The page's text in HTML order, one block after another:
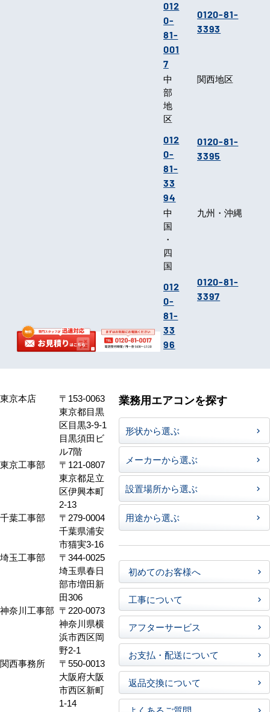
012
0-
81-
001
7
0120-81-
3393
中
部
地
区
012
0-
81-
33
94
関西地区
0120-81-
3395
中
国
・
四
国
012
0-
81-
33
96
九州・沖縄
0120-81-
3397
東京本店
〒153-0063
東京都目黒
区目黒3-9-1
目黒須田ビ
ル7階
東京工事部
〒121-0807
東京都足立
区伊興本町
2-13
千葉工事部
〒279-0004
千葉県浦安
市猫実3-16
埼玉工事部
〒344-0025
埼玉県春日
部市増田新
田306
神奈川工事部 〒220-0073
神奈川県横
浜市西区岡
野2-1
関西事務所
〒550-0013
大阪府大阪
市西区新町
1-14
業務用エアコンを探す
形状から選ぶ
メーカーから選ぶ
設置場所から選ぶ
用途から選ぶ
初めてのお客様へ
工事について
アフターサービス
お支払・配送について
返品交換について